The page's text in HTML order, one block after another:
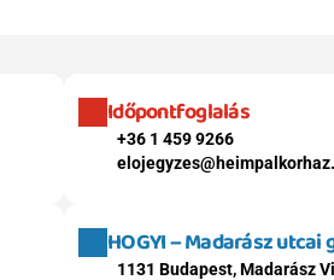
Időpontfoglalás
+36 1 459 9266
HOGYI – Madarász
1131 Budapest, Madarász